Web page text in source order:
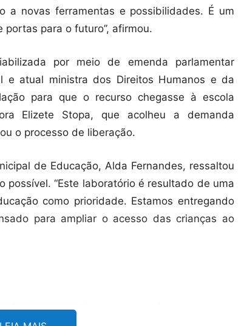
a novas ferramentas e possibilidades. É um
para o futuro”, afirmou.
por meio de emenda parlamentar
e atual ministra dos Direitos Humanos e da
para que o recurso chegasse à escola
Elizete Stopa, que acolheu a demanda
o processo de liberação.
de Educação, Alda Fernandes, ressaltou
possível. “Este laboratório é resultado de uma
como prioridade. Estamos entregando
para ampliar o acesso das crianças ao
familiares, colegas e estudantes com a